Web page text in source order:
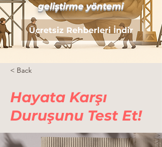
geliştirme yöntemi
Ücretsiz Rehberleri İndir
< Back
Hayata Karşı
Duruşunu Test Et!